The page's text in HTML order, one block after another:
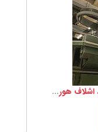
خط ریسندگی پنبه ای اپن اند برند اشلاف هورس - Schlafhorst